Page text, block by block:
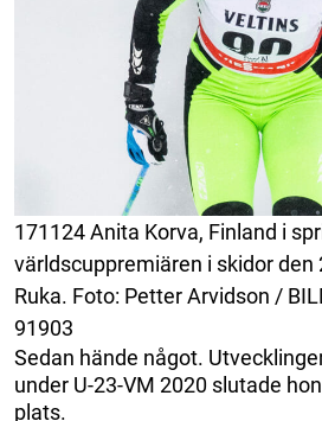
171124 Anita Korva, Finland i
världscuppremiären i skidor den
Ruka. Foto: Petter Arvidson /
91903
Sedan hände något.
under U-23-VM 2020 slutade
plats.